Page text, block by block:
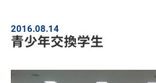
2016.08.14
青少年交換学生